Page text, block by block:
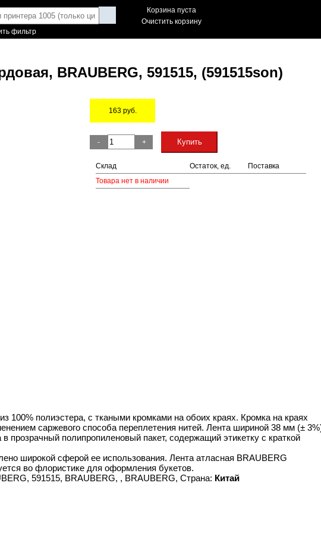
фильтр
Корзина пуста
Очистить корзину
BRAUBERG, 591515, (591515son)
163руб.
-
+ Купить
Склад Остаток, ед.
Поставка
Товара нет в наличии
100% полиэстера, с ткаными кромками на обоих краях. Кромка на краях
саржевого способа переплетения нитей. Лента шириной 38 мм (±
прозрачный полипропиленовый пакет, содержащий этикетку с краткой
широкой сферой ее использования. Лента атласная BRAUBERG
во флористике для оформления букетов.
591515, BRAUBERG, , BRAUBERG, Страна: Китай